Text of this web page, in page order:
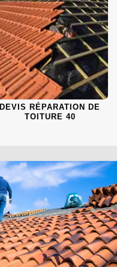
DEVIS RÉPARATION DE
TOITURE 40